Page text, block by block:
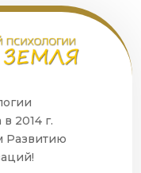
2014 г.
Развитию